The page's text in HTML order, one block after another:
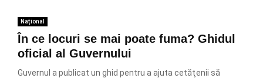
Național
În ce locuri se mai poate fuma? Ghidul
oficial al Guvernului
Guvernul a publicat un ghid pentru a ajuta cetăţenii să